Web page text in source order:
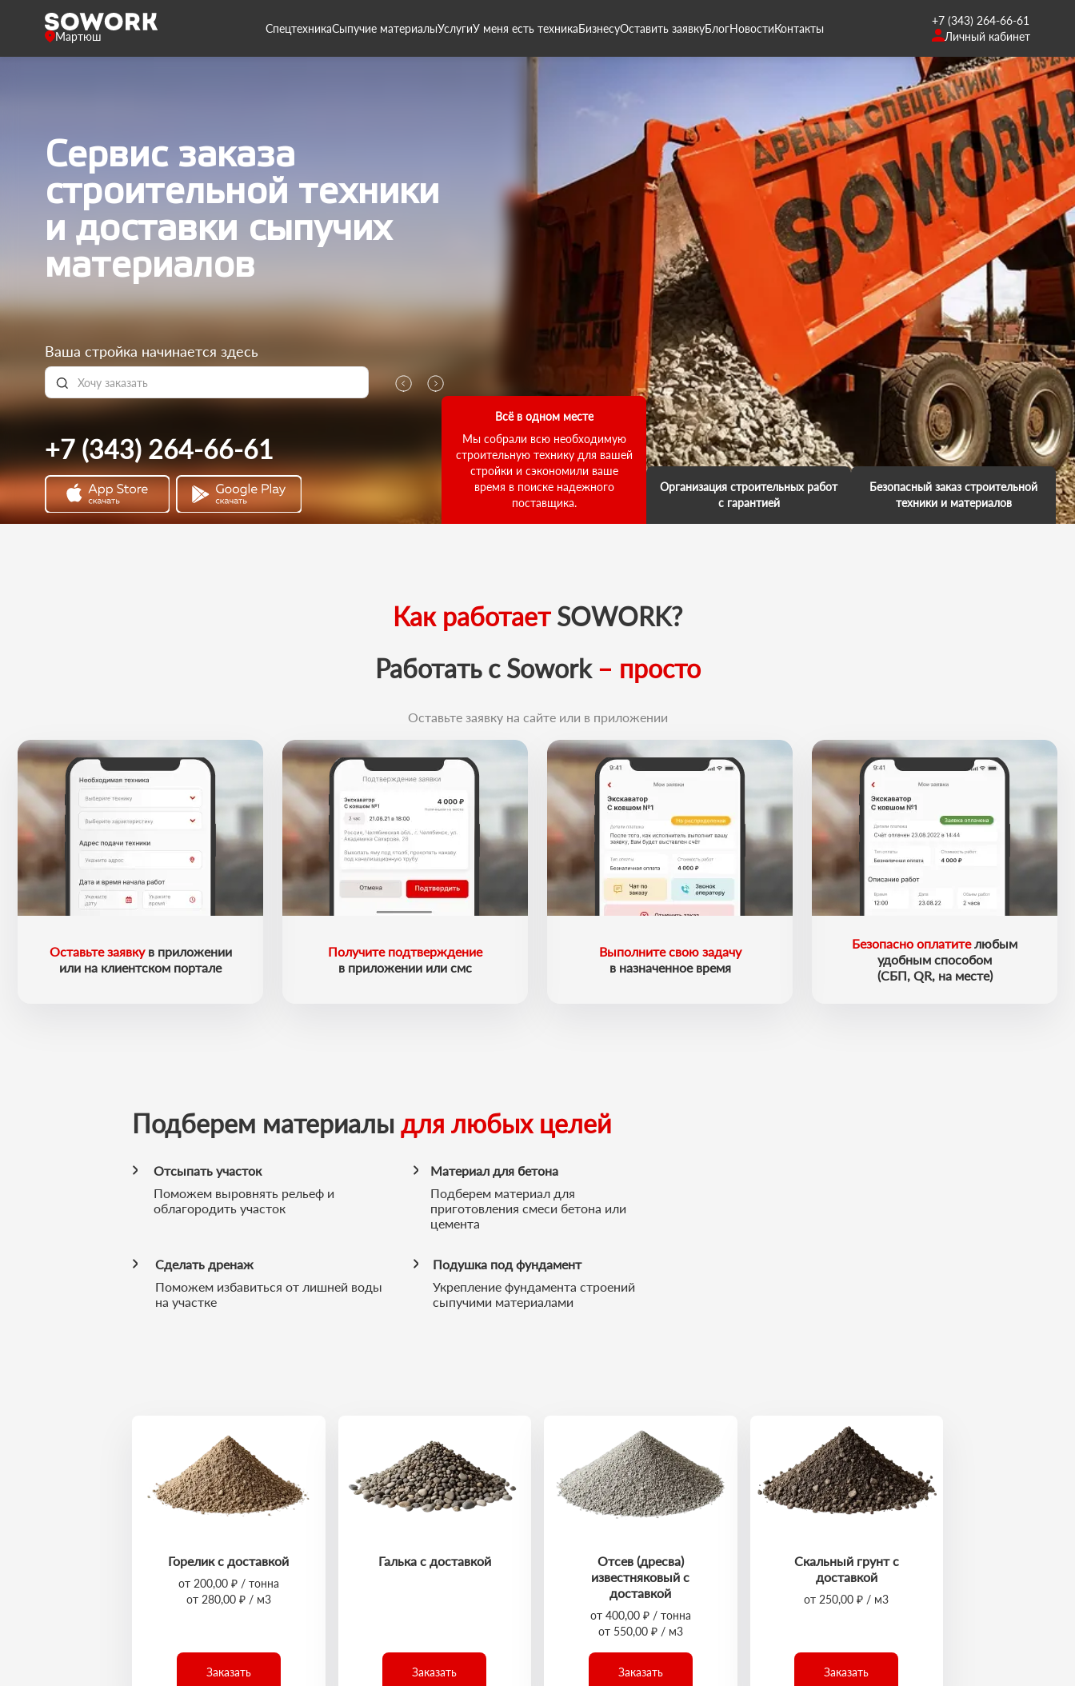
Мартюш
СпецтехникаСыпучие материалыУслугиУ меня есть техникаБизнесуОставить заявкуБлогНовостиКонтакты
+7 (343) 264-66-61
Личный кабинет
Сервис заказа
строительной техники
и доставки сыпучих
материалов
Ваша стройка начинается здесь
+7 (343) 264-66-61
Всё в одном месте
Мы собрали всю необходимую
строительную технику для вашей
стройки и сэкономили ваше
время в поиске надежного
поставщика.
Организация строительных работ
с гарантией
Мы даем гарантию на
выполнили свои поставленные
Безопасный заказ строительной
техники и материалов
Мы обещаем, что к вам приедет
Как работаетSOWORK?
Работать с Sowork – просто
Оставьте заявку на сайте или в приложении
Оставьте заявкув приложении
или на клиентском портале
Получите подтверждение
в приложении или смс
Выполните свою задачу
в назначенное время
Безопасно оплатителюбым
удобным способом
(СБП, QR, на месте)
Подберем материалы для любых целей
Отсыпать участок
Поможем выровнять рельеф и
облагородить участок
Материал для бетона
Подберем материал для
приготовления смеси бетона или
цемента
Сделать дренаж
Поможем избавиться от лишней воды
на участке
Подушка под фундамент
Укрепление фундамента строений
сыпучими материалами
Горелик с доставкой
от 200,00 ₽ / тонна
от 280,00 ₽ / м3
Заказать
Галька с доставкой
Заказать
Отсев (дресва)
известняковый с
доставкой
от 400,00 ₽ / тонна
от 550,00 ₽ / м3
Заказать
Скальный грунт с
доставкой
от 250,00 ₽ / м3
Заказать